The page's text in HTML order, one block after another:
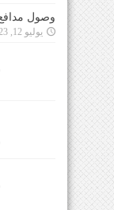
وصول مدافع
يوليو 12, 2023